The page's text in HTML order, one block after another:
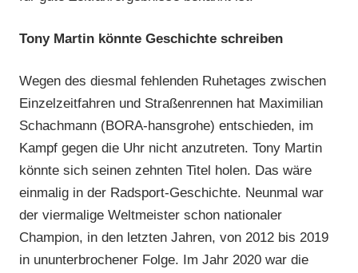
Tony Martin könnte Geschichte schreiben
Wegen des diesmal fehlenden Ruhetages zwischen
Einzelzeitfahren und Straßenrennen hat Maximilian
Schachmann (BORA-hansgrohe) entschieden, im
Kampf gegen die Uhr nicht anzutreten. Tony Martin
könnte sich seinen zehnten Titel holen. Das wäre
einmalig in der Radsport-Geschichte. Neunmal war
der viermalige Weltmeister schon nationaler
Champion, in den letzten Jahren, von 2012 bis 2019
in ununterbrochener Folge. Im Jahr 2020 war die